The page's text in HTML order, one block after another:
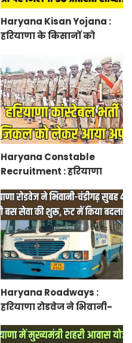
Haryana Kisan Yojana :
हरियाणा के किसानों को
50 प्रतिशत सब्सिडी, फटाफट
करें आवेदन
Haryana Constable
Recruitment : हरियाणा
लेकर आया अपडेट, हर पद के
लिए 55 युवाओं ने किया
आवेदन
Haryana Roadways :
हरियाणा रोडवेज ने भिवानी-
रुट में किया बदलाव